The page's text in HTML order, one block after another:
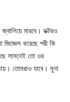
মারবে। ডক্টরও
করেছে পরী কি
সামনেই তো ওর
তোমরাও যাবে। মুনা